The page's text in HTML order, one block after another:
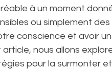
à un moment
ou simplement des
conscience et avoir un
nous allons
pour la surmonter